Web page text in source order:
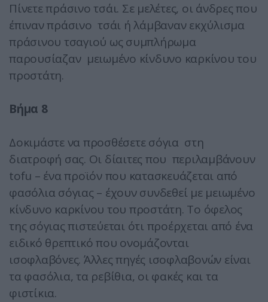
Πίνετε πράσινο τσάι. Σε μελέτες, οι άνδρες που
έπιναν πράσινο τσάι ή λάμβαναν εκχύλισμα
πράσινου τσαγιού ως συμπλήρωμα
παρουσίαζαν μειωμένο κίνδυνο καρκίνου του
προστάτη.
Βήμα 8
Δοκιμάστε να προσθέσετε σόγια στη
διατροφή σας. Οι δίαιτες που περιλαμβάνουν
tofu – ένα προϊόν που κατασκευάζεται από
φασόλια σόγιας – έχουν συνδεθεί με μειωμένο
κίνδυνο καρκίνου του προστάτη. Το όφελος
της σόγιας πιστεύεται ότι προέρχεται από ένα
ειδικό θρεπτικό που ονομάζονται
ισοφλαβόνες. Άλλες πηγές ισοφλαβονών είναι
τα φασόλια, τα ρεβίθια, οι φακές και τα
φιστίκια.